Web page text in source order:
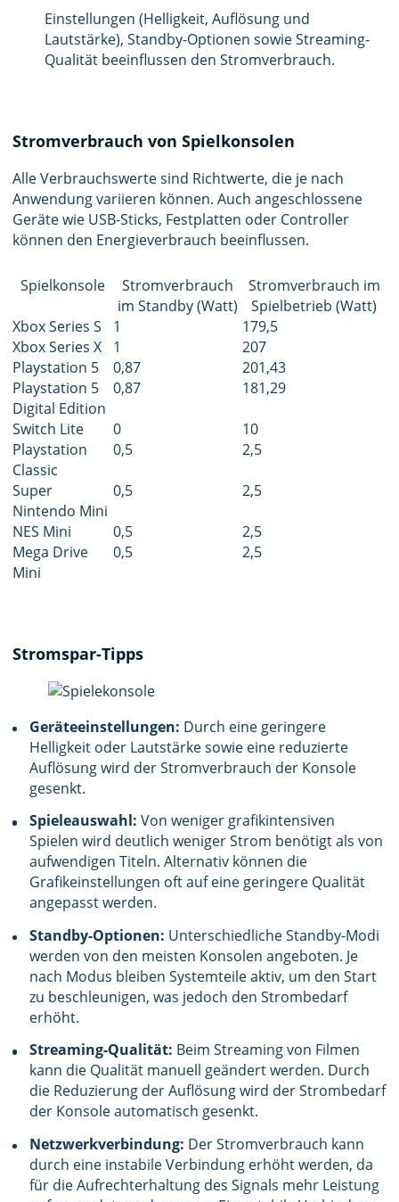
Einstellungen (Helligkeit, Auflösung und
Lautstärke), Standby-Optionen sowie Streaming-
Qualität beeinflussen den Stromverbrauch.
Stromverbrauch von Spielkonsolen
Alle Verbrauchswerte sind Richtwerte, die je nach
Anwendung variieren können. Auch angeschlossene
Geräte wie USB-Sticks, Festplatten oder Controller
können den Energieverbrauch beeinflussen.
Spielkonsole
Stromverbrauch
im Standby (Watt)
Stromverbrauch im
Spielbetrieb (Watt)
Xbox Series S
1
179,5
Xbox Series X
1
207
Playstation 5
0,87
201,43
Playstation 5
Digital Edition
0,87 181,29
Switch Lite 0
10
Playstation
Classic
0,5 2,5
Super
Nintendo Mini
0,5 2,5
NES Mini 0,5
2,5
Mega Drive
Mini
0,5 2,5
Stromspar-Tipps
Geräteeinstellungen: Durch eine geringere
Helligkeit oder Lautstärke sowie eine reduzierte
Auflösung wird der Stromverbrauch der Konsole
gesenkt.
Spieleauswahl:Von weniger grafikintensiven
Spielen wird deutlich weniger Strom benötigt als von
aufwendigen Titeln. Alternativ können die
Grafikeinstellungen oft auf eine geringere Qualität
angepasst werden.
Standby-Optionen: Unterschiedliche Standby-Modi
werden von den meisten Konsolen angeboten. Je
nach Modus bleiben Systemteile aktiv, um den Start
zu beschleunigen, was jedoch den Strombedarf
erhöht.
Streaming-Qualität: Beim Streaming von Filmen
kann die Qualität manuell geändert werden. Durch
die Reduzierung der Auflösung wird der Strombedarf
der Konsole automatisch gesenkt.
Netzwerkverbindung: Der Stromverbrauch kann
durch eine instabile Verbindung erhöht werden, da
für die Aufrechterhaltung des Signals mehr Leistung